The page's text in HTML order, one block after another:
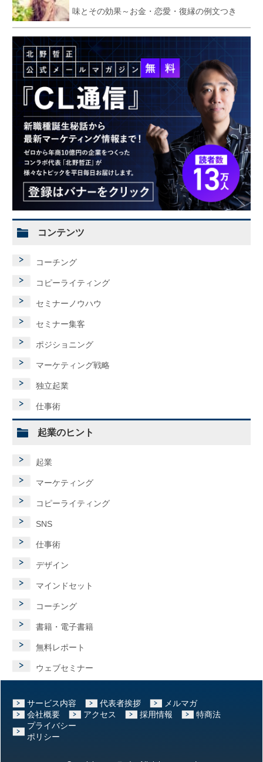
味とその効果～お金・恋愛・復縁の例文つき
コンテンツ
コーチング
コピーライティング
セミナーノウハウ
セミナー集客
ポジショニング
マーケティング戦略
独立起業
仕事術
起業のヒント
起業
マーケティング
コピーライティング
SNS
仕事術
デザイン
マインドセット
コーチング
書籍・電子書籍
無料レポート
ウェブセミナー
サービス内容 代表者挨拶
メルマガ
会社概要
アクセス 採用情報
特商法
プライバシー
ポリシー